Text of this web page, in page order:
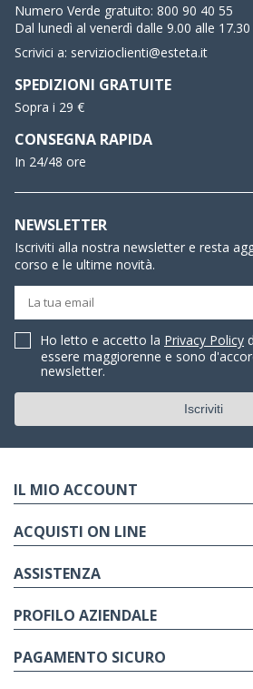
Numero Verde gratuito: 800 90 40 55
Dal lunedì al venerdì dalle 9.00 alle 17.30
Scrivici a: servizioclienti@esteta.it
SPEDIZIONI GRATUITE
Sopra i 29 €
CONSEGNA RAPIDA
In 24/48 ore
NEWSLETTER
Iscriviti alla nostra newsletter e resta
corso e le ultime novità.
Ho letto e accetto la Privacy Policy
essere maggiorenne e sono
newsletter.
IL MIO ACCOUNT
ACQUISTI ON LINE
ASSISTENZA
PROFILO AZIENDALE
PAGAMENTO SICURO